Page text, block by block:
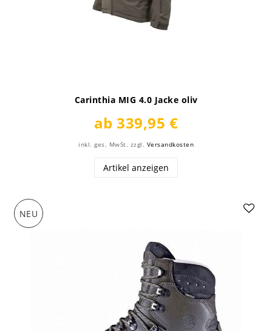
Carinthia MIG 4.0 Jacke oliv
ab 339,95 €
inkl. ges. MwSt. zzgl. Versandkosten
Artikel anzeigen
NEU